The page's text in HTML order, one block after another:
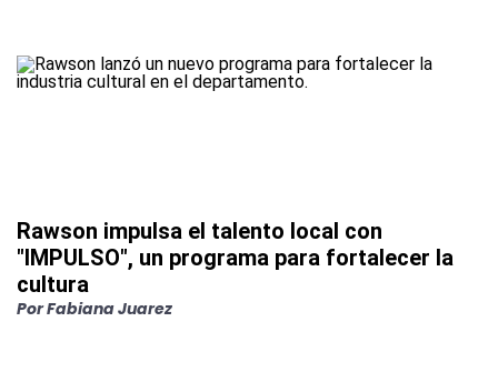
Rawson impulsa el talento local con
"IMPULSO", un programa para fortalecer la
cultura
PorFabiana Juarez